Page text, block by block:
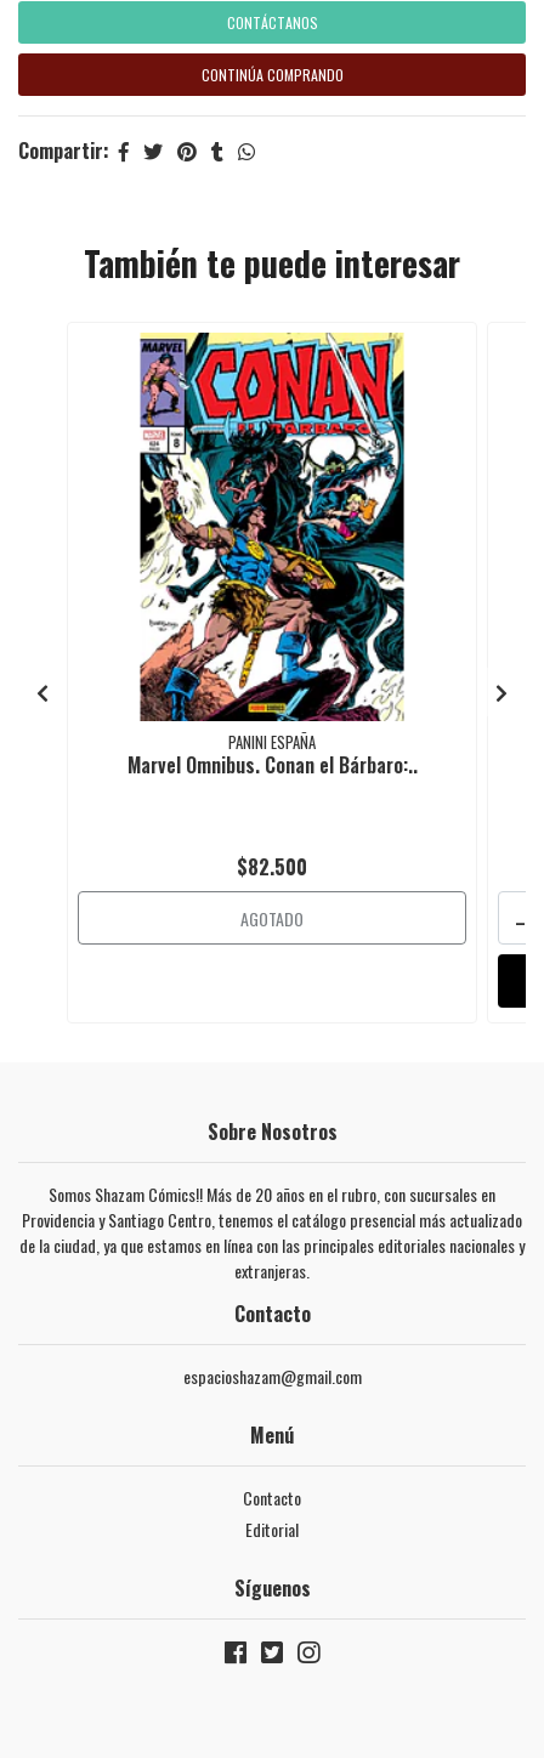
CONTÁCTANOS
CONTINÚA COMPRANDO
Compartir:
También te puede interesar
PANINI ESPAÑA
Marvel Omnibus. Conan el Bárbaro:..
$82.500
AGOTADO -
Sobre Nosotros
Somos Shazam Cómics!! Más de 20 años en el rubro, con sucursales en
Providencia y Santiago Centro, tenemos el catálogo presencial más actualizado
de la ciudad, ya que estamos en línea con las principales editoriales nacionales y
extranjeras.
Contacto
espacioshazam@gmail.com
Menú
Contacto
Editorial
Síguenos